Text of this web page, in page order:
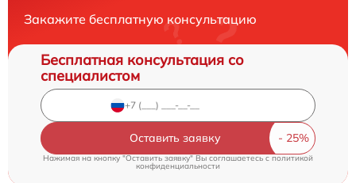
Закажите бесплатную консультацию
Бесплатная консультация со
специалистом
Оставить заявку
Нажимая на кнопку "Оставить заявку" Вы соглашаетесь cполитикой
конфиденциальности